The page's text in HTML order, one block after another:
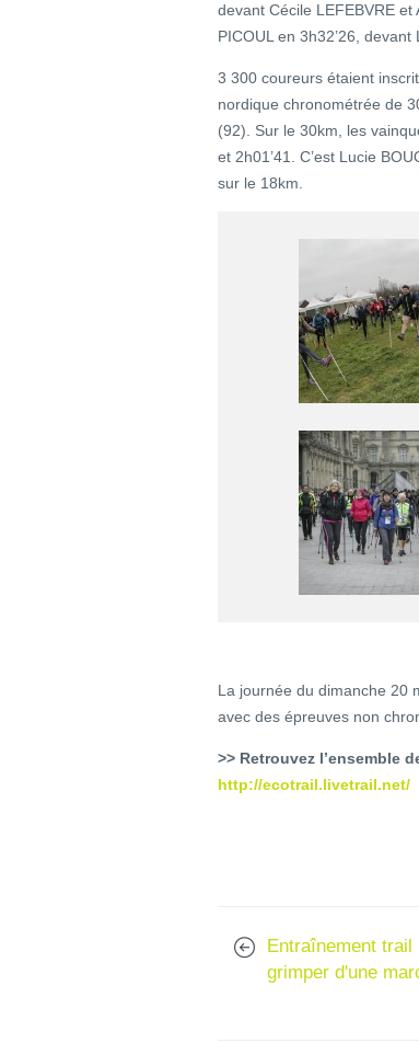
devant Cécile LEFEBVRE
PICOUL en 3h32’26,
3 300 coureurs étaient
nordique chronométrée de
(92). Sur le 30km, les
et 2h01’41. C’est Lucie
sur le 18km.
La journée du dimanche 20
avec des épreuves non
>> Retrouvez l’ensemble
http://ecotrail.livetrail.net/
Entraînement trail
grimper d'une